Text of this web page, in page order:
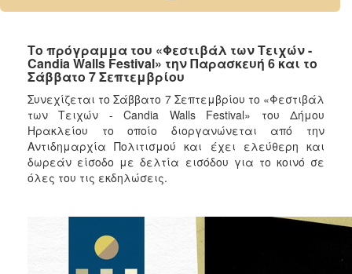
2024
2022
2021
2020
2019
2018
2017
Το πρόγραμμα του «Φεστιβάλ των Τειχών -
Candia Walls Festival» την Παρασκευή 6 και το
Σάββατο 7 Σεπτεμβρίου
Συνεχίζεται το Σάββατο 7 Σεπτεμβρίου το «Φεστιβάλ
των Τειχών - Candia Walls Festival» του Δήμου
Ηρακλείου το οποίο διοργανώνεται από την
Αντιδημαρχία Πολιτισμού και έχει ελεύθερη και
δωρεάν είσοδο με δελτία εισόδου για το κοινό σε
όλες του τις εκδηλώσεις.